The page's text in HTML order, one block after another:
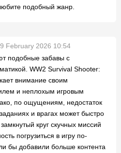
подобный жанр.
9 February 2026 10:54
подобные забавы с
WW2 Survival Shooter:
внимание своим
и неплохым игровым
по ощущениям, недостаток
и врагах может быстро
круг скучных миссий
погрузиться в игру по-
бы добавили больше контента